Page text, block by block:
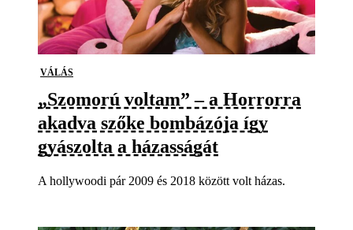
VÁLÁS
„Szomorú voltam” – a Horrorra
akadva szőke bombázója így
gyászolta a házasságát
A hollywoodi pár 2009 és 2018 között volt házas.